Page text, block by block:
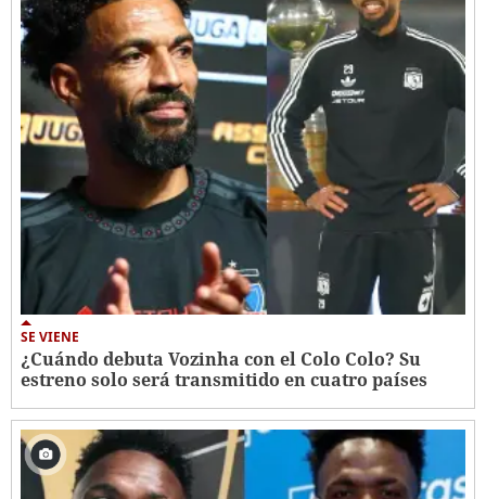
SE VIENE
¿Cuándo debuta Vozinha con el Colo Colo? Su
estreno solo será transmitido en cuatro países